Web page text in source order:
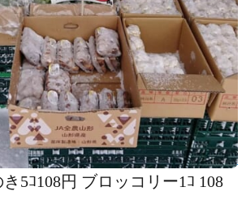
5ｺ108円 ブロッコリー1ｺ 108